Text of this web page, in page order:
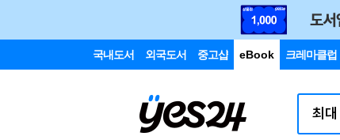
국내도서 외국도서 중고샵 eBook 크레마클럽